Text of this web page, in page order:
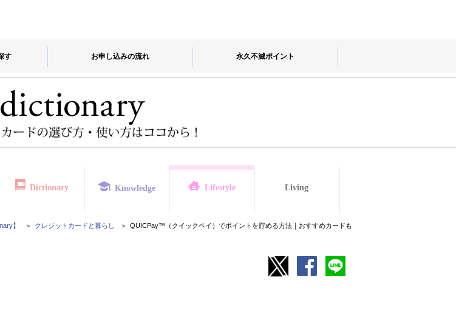
す お申し込みの流れ 永久不滅ポイント
Dictionary Knowledge Lifestyle Living
】 クレジットカードと暮らし QUICPay™（クイックペイ）でポイントを貯める方法｜おすすめカードも紹介